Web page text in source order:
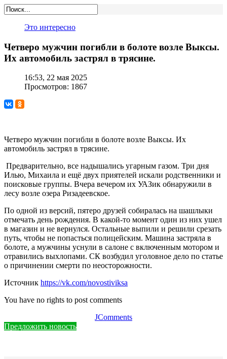
Это интересно
Четверо мужчин погибли в болоте возле Выксы.
Их автомобиль застрял в трясине.
16:53, 22 мая 2025
Просмотров: 1867
Четверо мужчин погибли в болоте возле Выксы. Их
автомобиль застрял в трясине.
Предварительно, все надышались угарным газом. Три дня
Илью, Михаила и ещё двух приятелей искали родственники и
поисковые группы. Вчера вечером их УАЗик обнаружили в
лесу возле озера Ризадеевское.
По одной из версий, пятеро друзей собиралась на шашлыки
отмечать день рождения. В какой-то момент один из них ушел
в магазин и не вернулся. Остальные выпили и решили срезать
путь, чтобы не попасться полицейским. Машина застряла в
болоте, а мужчины уснули в салоне с включенным мотором и
отравились выхлопами. СК возбудил уголовное дело по статье
о причинении смерти по неосторожности.
Источник https://vk.com/novostiviksa
You have no rights to post comments
JComments
Предложить новость